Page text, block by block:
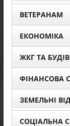
ВЕТЕРАНАМ
ЕКОНОМІКА
ЖКГ ТА
ФІНАНСОВА
ЗЕМЕЛЬНІ
СОЦІАЛЬНА